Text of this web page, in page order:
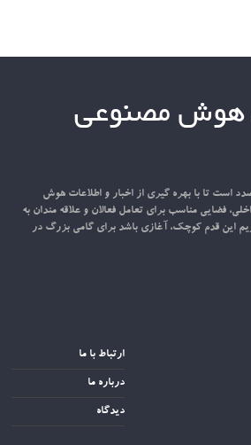
هوش مصنوعی
است تا با بهره گیری از اخبار و اطلاعات هوش
فضایی مناسب برای تعامل فعالان و علاقه مندان به
این قدم کوچک، آغازی باشد برای گامی بزرگ در
ارتباط با ما
درباره ما
دیدگاه